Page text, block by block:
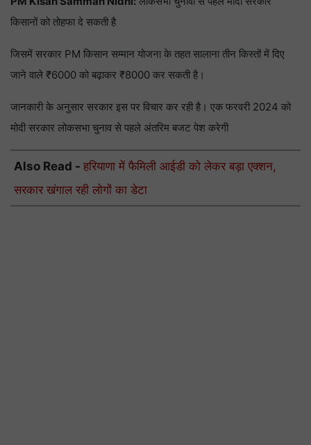
किसानों को तोहफा दे सकती है
जिसमें सरकार PM किसान सम्मान योजना के तहत सालाना तीन किस्तों में दिए
जाने वाले ₹6000 को बढ़ाकर ₹8000 कर सकती है।
जानकारी के अनुसार सरकार इस पर विचार कर रही है। एक फरवरी 2024 को
मोदी सरकार लोकसभा चुनाव से पहले अंतरिम बजट पेश करेगी
Also Read - हरियाणा में फैमिली आईडी को लेकर बड़ा एक्शन,
सरकार खंगाल रही लोगों का डेटा